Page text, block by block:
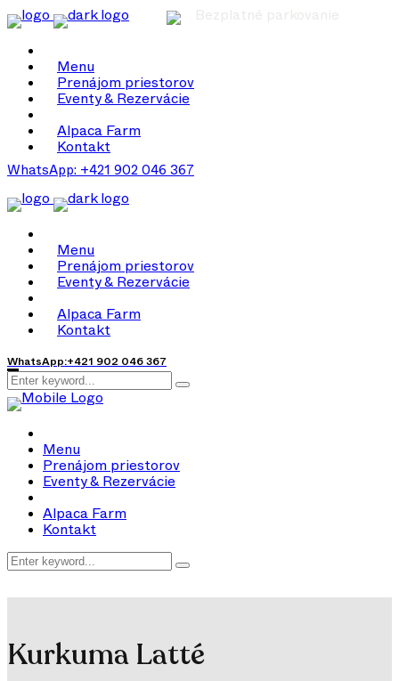
Menu
Prenájom priestorov
Eventy & Rezervácie
Alpaca Farm
Kontakt
WhatsApp: +421 902 046 367
Menu
Prenájom priestorov
Eventy & Rezervácie
Alpaca Farm
Kontakt
WhatsApp:+421 902 046 367
Menu
Prenájom priestorov
Eventy & Rezervácie
Alpaca Farm
Kontakt
Kurkuma Latté